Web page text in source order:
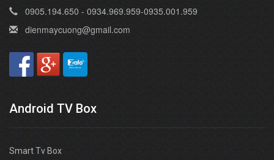
0905.194.650 - 0934.969.959-0935.001.959
dienmaycuong@gmail.com
Android TV Box
Smart Tv Box